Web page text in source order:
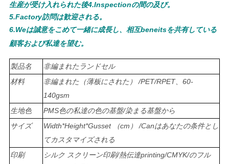
ニ
ュ
ー
ス
引
用
を
生産が受け入れられた後4.Inspectionの間の及び。
5.Factory訪問は歓迎される。
6.Weは誠意をこめて一緒に成長し、相互beneitsを共有している
顧客および私達を望む。
製品名
非編まれたランドセル
材料
非編まれた（薄板にされた） /PET/RPET、60-
140gsm
生地色
PMS色の私達の色の基盤/染まる基盤から
サイズ
Width*Height*Gusset （cm） /Canはあなたの条件とし
てカスタマイズされる
印刷
シルク スクリーン印刷/熱伝達printing/CMYK/のフル